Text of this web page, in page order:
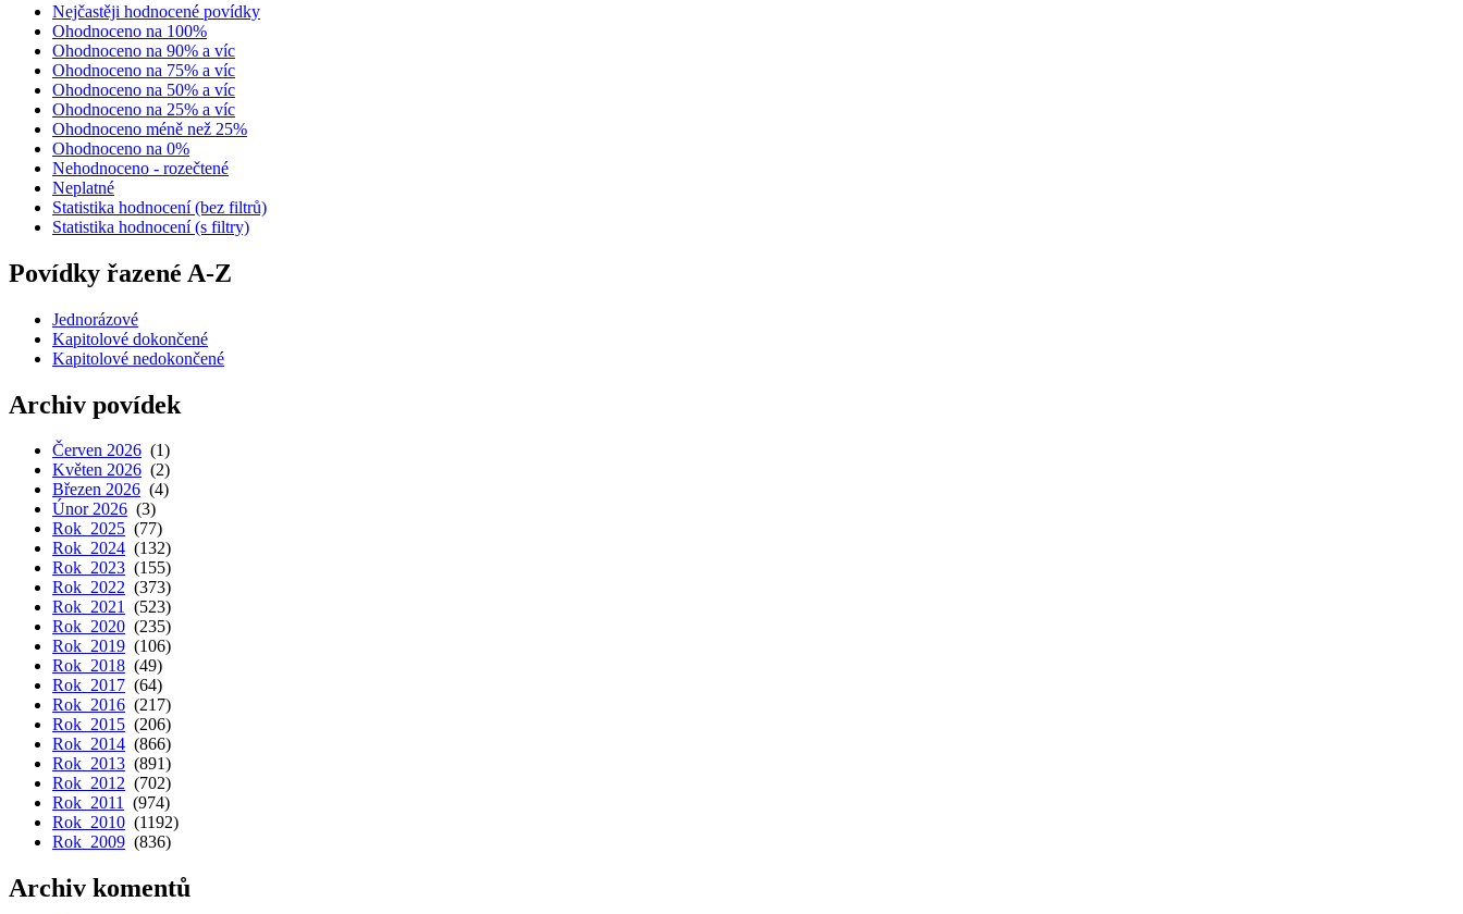
Nejčastěji hodnocené povídky
Ohodnoceno na 100%
Ohodnoceno na 90% a víc
Ohodnoceno na 75% a víc
Ohodnoceno na 50% a víc
Ohodnoceno na 25% a víc
Ohodnoceno méně než 25%
Ohodnoceno na 0%
Nehodnoceno - rozečtené
Neplatné
Statistika hodnocení (bez filtrů)
Statistika hodnocení (s filtry)
Povídky řazené A-Z
Jednorázové
Kapitolové dokončené
Kapitolové nedokončené
Archiv povídek
Červen 2026 (1)
Květen 2026 (2)
Březen 2026 (4)
Únor 2026 (3)
Rok 2025 (77)
Rok 2024 (132)
Rok 2023 (155)
Rok 2022 (373)
Rok 2021 (523)
Rok 2020 (235)
Rok 2019 (106)
Rok 2018 (49)
Rok 2017 (64)
Rok 2016 (217)
Rok 2015 (206)
Rok 2014 (866)
Rok 2013 (891)
Rok 2012 (702)
Rok 2011 (974)
Rok 2010 (1192)
Rok 2009 (836)
Archiv komentů